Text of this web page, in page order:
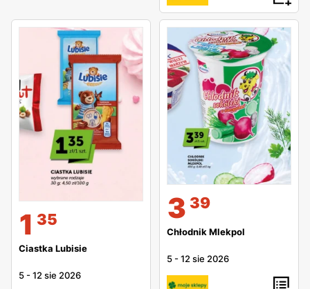
1 35
Ciastka Lubisie
5 -12 sie 2026
3 39
Chłodnik Mlekpol
5 -12 sie 2026